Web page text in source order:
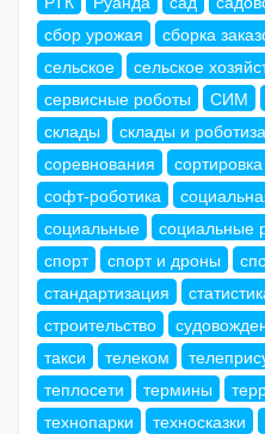
сбор урожая
сборка
сельское
сельское
сервисные роботы
СИМ
склады
склады и
соревнования
сортировка
софт-роботика
социальные
социальные
спорт
спорт и дроны
стандартизация
строительство
такси
телеком
теплосети
термины
технопарки
техносказки